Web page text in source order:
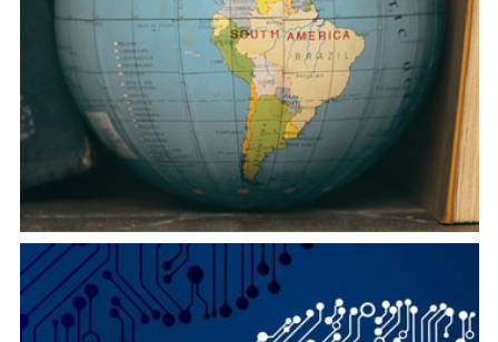
Profiling linguistic and sociological diversity in Italian
global space.